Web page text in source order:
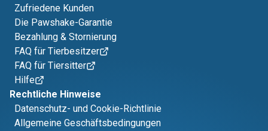
Zufriedene Kunden
Die Pawshake-Garantie
Bezahlung & Stornierung
FAQ für Tierbesitzer
FAQ für Tiersitter
Hilfe
Rechtliche Hinweise
Datenschutz- und Cookie-Richtlinie
Allgemeine Geschäftsbedingungen